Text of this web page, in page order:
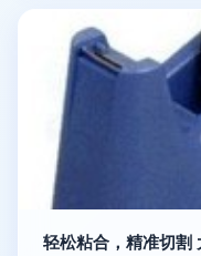
轻松粘合，精准切割